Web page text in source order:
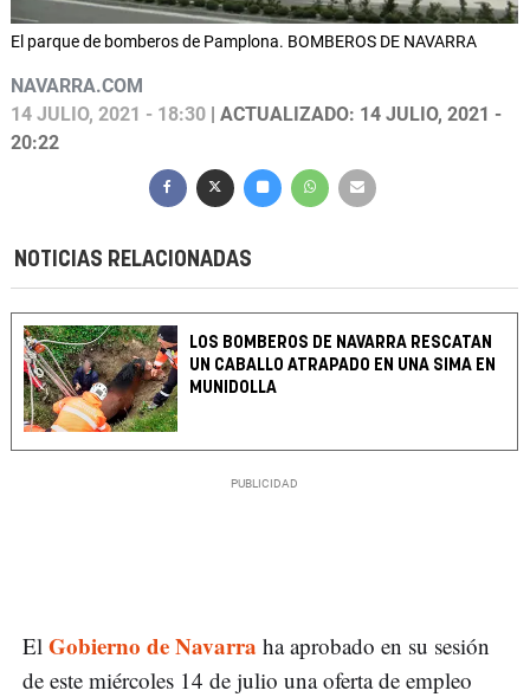
El parque de bomberos de Pamplona. BOMBEROS DE NAVARRA
NAVARRA.COM
14 JULIO, 2021 - 18:30 | ACTUALIZADO: 14 JULIO, 2021 -
20:22
NOTICIAS RELACIONADAS
LOS BOMBEROS DE NAVARRA RESCATAN
UN CABALLO ATRAPADO EN UNA SIMA EN
MUNIDOLLA
El Gobierno de Navarra ha aprobado en su sesión
de este miércoles 14 de julio una oferta de empleo